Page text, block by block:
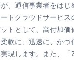
、通信事業者をはじ
トクラウドサービス
トとして、高付加価
軟に、迅速に、かつ
現します。また、